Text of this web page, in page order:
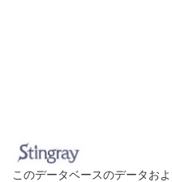
このデータベースのデータお